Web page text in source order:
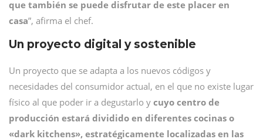
que también se puede disfrutar de este placer en
casa”, afirma el chef.
Un proyecto digital y sostenible
Un proyecto que se adapta a los nuevos códigos y
necesidades del consumidor actual, en el que no existe lugar
físico al que poder ir a degustarlo y cuyo centro de
producción estará dividido en diferentes cocinas o
«dark kitchens», estratégicamente localizadas en las